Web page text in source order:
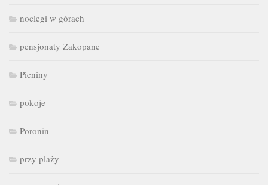
noclegi w górach
pensjonaty Zakopane
Pieniny
pokoje
Poronin
przy plaży